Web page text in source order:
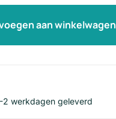
aan winkelwagen
2 werkdagen geleverd